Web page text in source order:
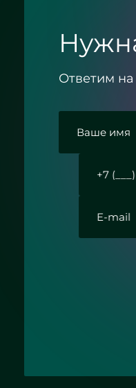
Ответим